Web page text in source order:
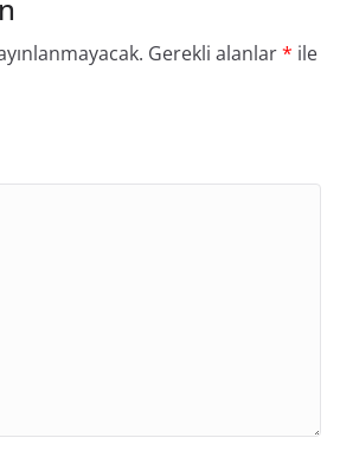
Gerekli alanlar* ile